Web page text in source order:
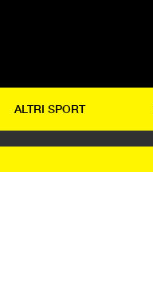
ALTRI SPORT